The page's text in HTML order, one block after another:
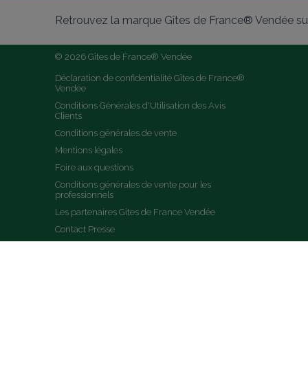
Retrouvez la marque Gîtes de France® Vendée
© 2026 Gîtes de France® Vendée
Déclaration de confidentialité Gîtes de France®
Vendée
Conditions Générales d'Utilisation des Avis
Clients
Conditions générales de vente
Mentions légales
Foire aux questions
Conditions générales de vente pour les
professionnels
Les partenaires Gites de France Vendée
Contact Presse